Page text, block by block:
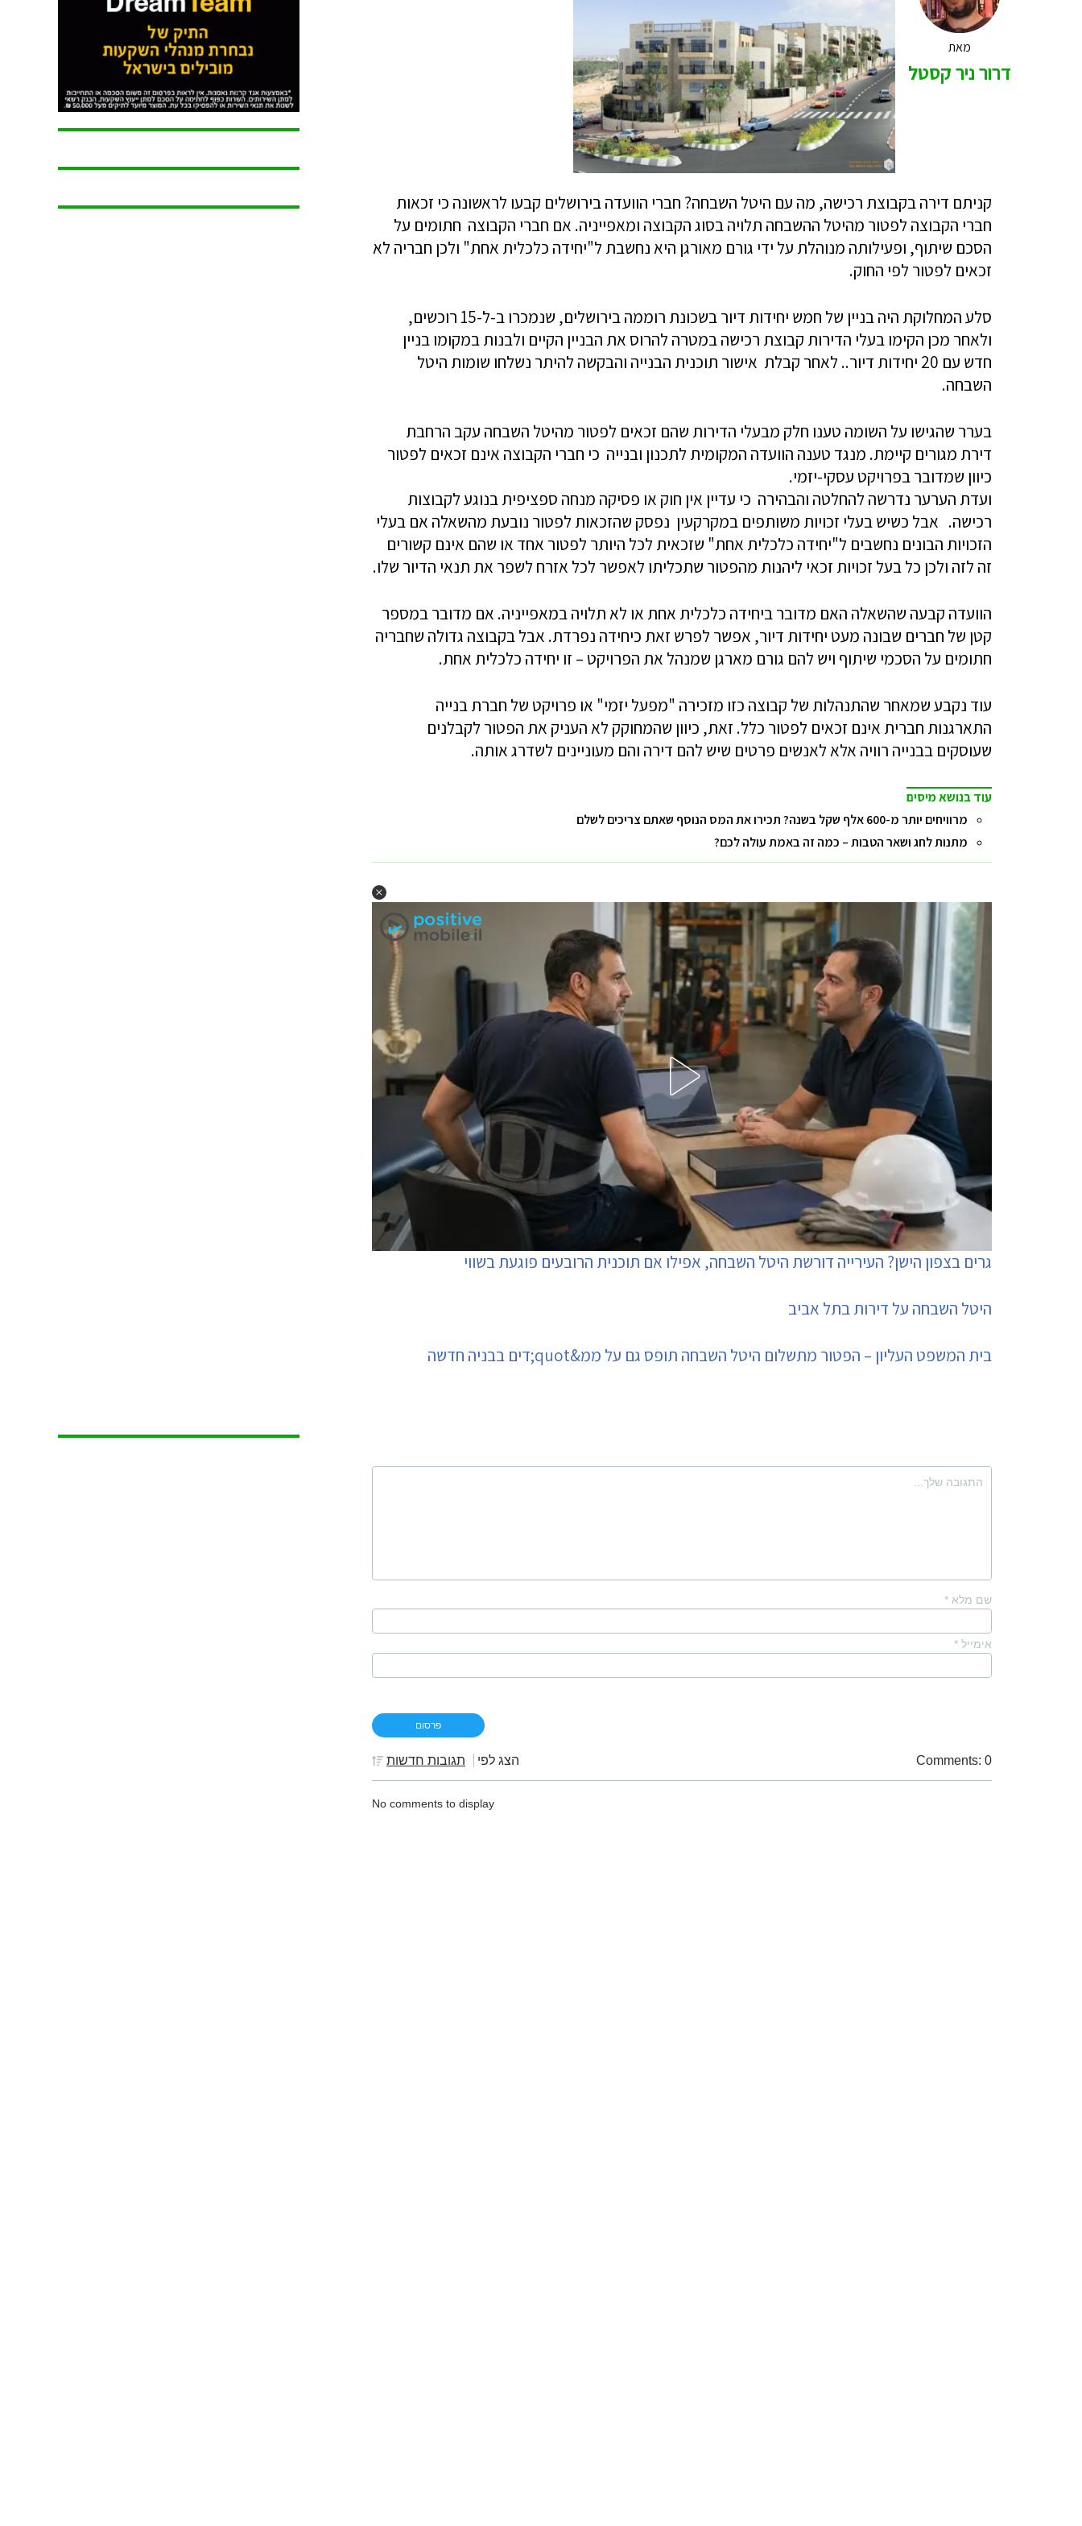
מאת
דרור ניר קסטל
קניתם דירה בקבוצת רכישה, מה עם היטל השבחה? חברי הוועדה בירושלים קבעו לראשונה כי זכאות
חברי הקבוצה לפטור מהיטל ההשבחה תלויה בסוג הקבוצה ומאפייניה. אם חברי הקבוצה חתומים על
הסכם שיתוף, ופעילותה מנוהלת על ידי גורם מאורגן היא נחשבת ל"יחידה כלכלית אחת" ולכן חבריה לא
זכאים לפטור לפי החוק.
סלע המחלוקת היה בניין של חמש יחידות דיור בשכונת רוממה בירושלים, שנמכרו ב-ל-15 רוכשים,
ולאחר מכן הקימו בעלי הדירות קבוצת רכישה במטרה להרוס את הבניין הקיים ולבנות במקומו בניין
חדש עם 20 יחידות דיור.. לאחר קבלת אישור תוכנית הבנייה והבקשה להיתר נשלחו שומות היטל
השבחה.
בערר שהגישו על השומה טענו חלק מבעלי הדירות שהם זכאים לפטור מהיטל השבחה עקב הרחבת
דירת מגורים קיימת. מנגד טענה הוועדה המקומית לתכנון ובנייה כי חברי הקבוצה אינם זכאים לפטור
כיוון שמדובר בפרויקט עסקי-יזמי.
ועדת הערער נדרשה להחלטה והבהירה כי עדיין אין חוק או פסיקה מנחה ספציפית בנוגע לקבוצות
רכישה. אבל כשיש בעלי זכויות משותפים במקרקעין נפסק שהזכאות לפטור נובעת מהשאלה אם בעלי
הזכויות הבונים נחשבים ל"יחידה כלכלית אחת" שזכאית לכל היותר לפטור אחד או שהם אינם קשורים
זה לזה ולכן כל בעל זכויות זכאי ליהנות מהפטור שתכליתו לאפשר לכל אזרח לשפר את תנאי הדיור שלו.
הוועדה קבעה שהשאלה האם מדובר ביחידה כלכלית אחת או לא תלויה במאפייניה. אם מדובר במספר
קטן של חברים שבונה מעט יחידות דיור, אפשר לפרש זאת כיחידה נפרדת. אבל בקבוצה גדולה שחבריה
חתומים על הסכמי שיתוף ויש להם גורם מארגן שמנהל את הפרויקט – זו יחידה כלכלית אחת.
עוד נקבע שמאחר שהתנהלות של קבוצה כזו מזכירה "מפעל יזמי" או פרויקט של חברת בנייה
התארגנות חברית אינם זכאים לפטור כלל. זאת, כיוון שהמחוקק לא העניק את הפטור לקבלנים
שעוסקים בבנייה רוויה אלא לאנשים פרטים שיש להם דירה והם מעוניינים לשדרג אותה.
עוד בנושא מיסים
מרוויחים יותר מ-600 אלף שקל בשנה? תכירו את המס הנוסף שאתם צריכים לשלם
מתנות לחג ושאר הטבות – כמה זה באמת עולה לכם?
גרים בצפון הישן? העירייה דורשת היטל השבחה, אפילו אם תוכנית הרובעים פוגעת בשווי
היטל השבחה על דירות בתל אביב
בית המשפט העליון – הפטור מתשלום היטל השבחה תופס גם על ממ&quot;דים בבניה חדשה
שם מלא *
אימייל *
Comments: 0 הצג לפי תגובות חדשות
No comments to display